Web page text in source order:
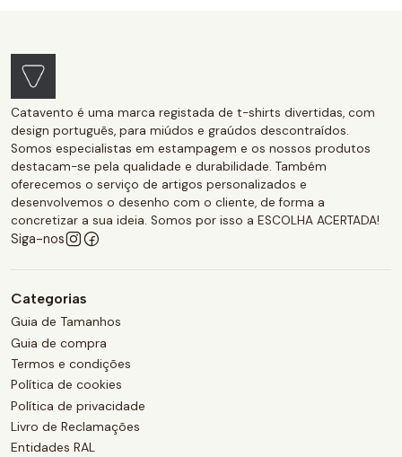
Catavento é uma marca registada de t-shirts divertidas, com
design português, para miúdos e graúdos descontraídos.
Somos especialistas em estampagem e os nossos produtos
destacam-se pela qualidade e durabilidade. Também
oferecemos o serviço de artigos personalizados e
desenvolvemos o desenho com o cliente, de forma a
concretizar a sua ideia. Somos por isso a ESCOLHA ACERTADA!
Siga-nos
Categorias
Guia de Tamanhos
Guia de compra
Termos e condições
Política de cookies
Política de privacidade
Livro de Reclamações
Entidades RAL